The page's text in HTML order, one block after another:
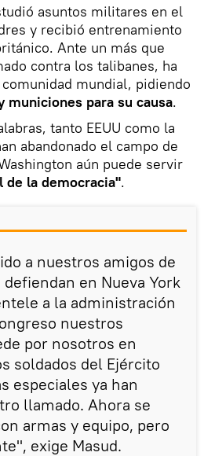
asuntos militares en el
y recibió entrenamiento
Ante un más que
contra los talibanes, ha
mundial, pidiendo
municiones para su causa.
tanto EEUU como la
abandonado el campo de
aún puede servir
de la democracia".
a nuestros amigos de
en Nueva York
a la administración
nuestros
por nosotros en
soldados del Ejército
especiales ya han
llamado. Ahora se
armas y equipo, pero
exige Masud.